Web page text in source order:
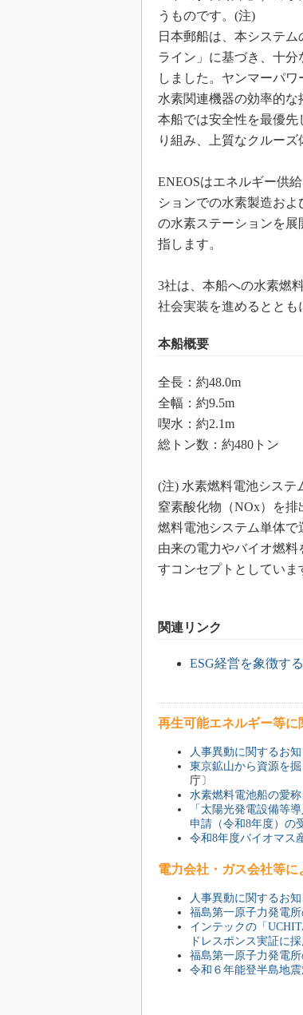
うものです。(注)
日本郵船は、本システ
ライン」に基づき、十
しました。ヤンマーパ
水素関連機器の効率的な
本船では安全性を最優
り組み、上質なクルーズ
ENEOSはエネルギー供
ションでの水素製造お
の水素ステーションを展
指します。
3社は、本船への水素燃
社会実装を進めるととも
本船概要
全長：約48.0m
全幅：約9.5m
喫水：約2.1m
総トン数：約480トン
(注) 水素燃料電池システ
窒素酸化物（NOx）を
燃料電池システム単体
由来の電力やバイオ燃
すコンセプトとしていま
関連リンク
ESG経営を象徴す
再生可能エネルギー等に
人事異動に関するお
東京鉱山から資源を
庁〕
水素燃料電池船の愛
「太陽光発電設備等
申請（令和8年度）の
令和8年度バイオマス
電力会社・ガス会社等に
人事異動に関するお
福島第一原子力発電所
インテックの「
ドレスポンス実証に
福島第一原子力発電所
令和６年能登半島地